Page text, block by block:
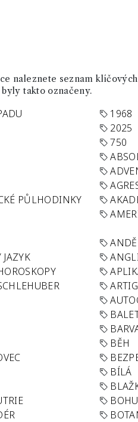
naleznete seznam
takto označeny.
1968
2025
750
PŮLHODINKY
BĚH
BÍLÁ